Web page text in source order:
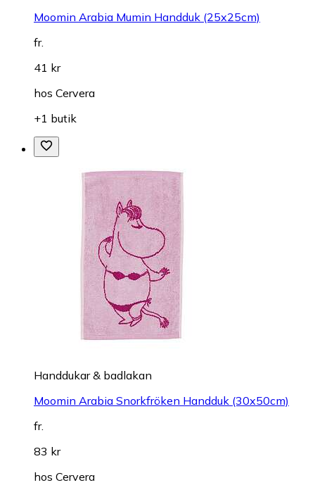
Moomin Arabia Mumin Handduk (25x25cm)
fr.
41 kr
hos Cervera
+1 butik
Handdukar & badlakan
Moomin Arabia Snorkfröken Handduk (30x50cm)
fr.
83 kr
hos Cervera